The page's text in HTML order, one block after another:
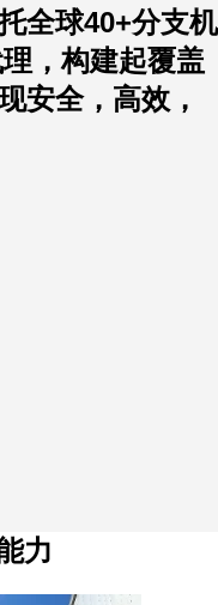
全球40+分支机
，构建起覆盖
安全，高效，
力